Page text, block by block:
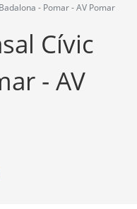
- Pomar - AV Pomar
Cívic
- AV